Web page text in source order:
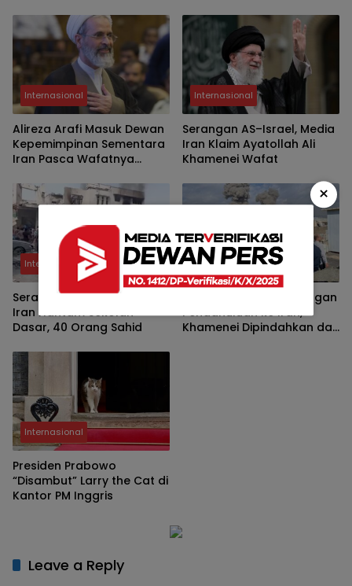
Internasional
Alireza Arafi Masuk Dewan
Kepemimpinan Sementara
Iran Pasca Wafatnya
Internasional
Serangan AS–Israel, Media
Iran Klaim Ayatollah Ali
Khamenei Wafat
Internasional
Serangan Israel – AS di
Iran Hantam Sekolah
Dasar, 40 Orang Sahid
Internasional
Israel Lancarkan Serangan
Pendahuluan ke Iran,
Khamenei Dipindahkan dari
Internasional
Presiden Prabowo
“Disambut” Larry the Cat di
Kantor PM Inggris
Leave a Reply
×